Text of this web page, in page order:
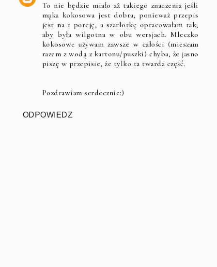
To nie będzie miało aż takiego znaczenia jeśli
mąka kokosowa jest dobra, ponieważ przepis
jest na 1 porcję, a szarlotkę opracowałam tak,
aby była wilgotna w obu wersjach. Mleczko
kokosowe używam zawsze w całości (mieszam
razem z wodą z kartonu/puszki) chyba, że jasno
piszę w przepisie, że tylko ta twarda część.
Pozdrawiam serdecznie:)
ODPOWIEDZ